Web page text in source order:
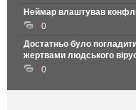
Неймар влаштував
0
Достатньо було
жертвами людського
0